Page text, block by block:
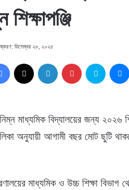
ডিসেম্বর ২৮, ২০২৫
Facebook LinkedIn Pinterest Skype
মাধ্যমিক বিদ্যালয়ের জন্য ২০২৬
অনুযায়ী আগামী বছর মোট ছুটি
মাধ্যমিক ও উচ্চ শিক্ষা